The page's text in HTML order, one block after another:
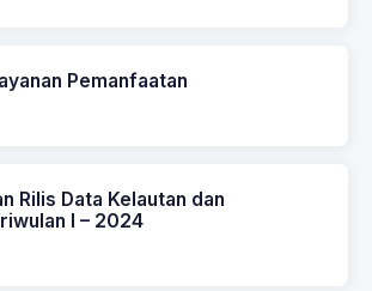
Pemanfaatan
Rilis Data Kelautan dan
I – 2024